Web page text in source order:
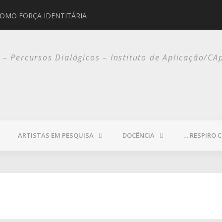
FORÇA IDENTITÁRIA
Percursos Dialógicos – Instituto de Aplicação/
ARTISTAS EM PESQUISA DOCÊNCIA … RESPIRO